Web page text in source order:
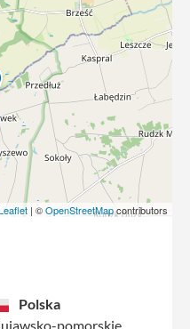
| ©OpenStreetMapcontributors
Polska
pomorskie